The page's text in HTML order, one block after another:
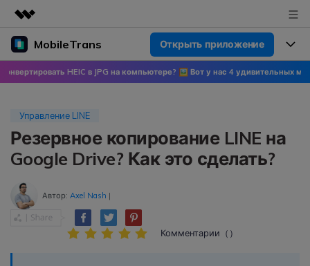
Рекомендуемые продукты
Цифровая креативность AIGC
Бизнес
О нас
Новости
Покупка
Поддержка
MobileTrans Открыть приложение
Продукты
ПК
Перенос данных WhatsApp
Переносите данные WhatsApp со
WhatsApp и других социальных
приложений на ПК и
Цены
Цены для версий Windows
Цены для Android
Скидки до 50%
Центр поддержки
Блог
HEIC в JPG на компьютере? 🖼 Вот у нас 4 удивительных метода!
Управление LINE
Резервное копирование LINE на
Google Drive? Как это сделать?
Автор:Axel Nash |
Комментарии（）